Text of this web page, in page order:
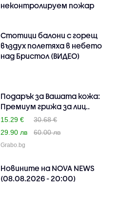
неконтролируем пожар
Стотици балони с горещ
въздух полетяха в небето
над Бристол (ВИДЕО)
Подарък за Вашата кожа:
Премиум грижа за лиц..
15.29 €
30.68 €
29.90 лв
60.00 лв
Grabo.bg
Новините на NOVA NEWS
(08.08.2026 - 20:00)